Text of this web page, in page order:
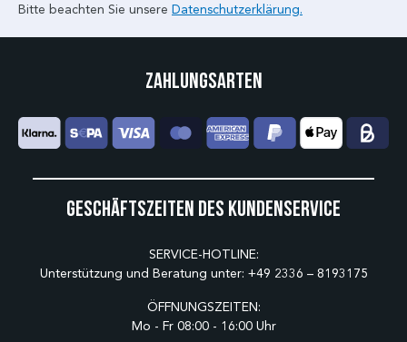
Bitte beachten Sie unsere Datenschutzerklärung.
Geschäftszeiten des Kundenservice
SERVICE-HOTLINE:
Unterstützung und Beratung unter: +49 2336 – 8193175
ÖFFNUNGSZEITEN:
Mo - Fr 08:00 - 16:00 Uhr
Zahlungsarten